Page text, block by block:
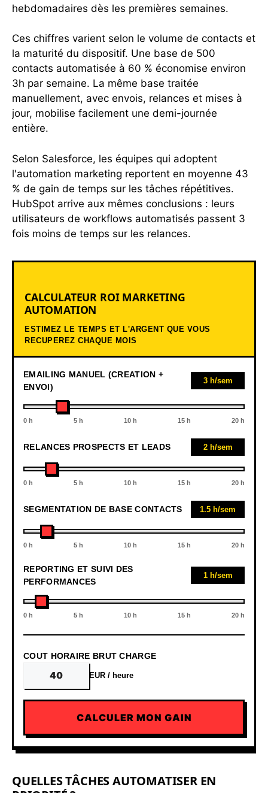
hebdomadaires dès les premières semaines.
Ces chiffres varient selon le volume de contacts et
la maturité du dispositif. Une base de 500
contacts automatisée à 60 % économise environ
3h par semaine. La même base traitée
manuellement, avec envois, relances et mises à
jour, mobilise facilement une demi-journée
entière.
Selon Salesforce, les équipes qui adoptent
l'automation marketing reportent en moyenne 43
% de gain de temps sur les tâches répétitives.
HubSpot arrive aux mêmes conclusions : leurs
utilisateurs de workflows automatisés passent 3
fois moins de temps sur les relances.
CALCULATEUR ROI MARKETING
AUTOMATION
ESTIMEZ LE TEMPS ET L'ARGENT QUE VOUS
RECUPEREZ CHAQUE MOIS
EMAILING MANUEL (CREATION +
ENVOI)
3 h/sem
0 h 5 h 10 h 15 h 20 h
RELANCES PROSPECTS ET LEADS 2 h/sem
0 h 5 h 10 h 15 h 20 h
SEGMENTATION DE BASE CONTACTS 1.5 h/sem
0 h 5 h 10 h 15 h 20 h
REPORTING ET SUIVI DES
PERFORMANCES
1 h/sem
0 h 5 h 10 h 15 h 20 h
COUT HORAIRE BRUT CHARGE
EUR / heure
CALCULER MON GAIN
VOS RESULTATS - POTENTIEL
QUELLES TÂCHES AUTOMATISER EN